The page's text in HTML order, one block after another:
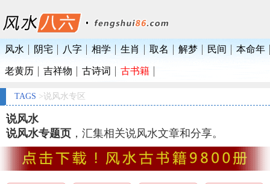
风水 阴宅 八字 相学 生肖 取名 解梦 民间 本命年
老黄历 吉祥物 古诗词 古书籍
TAGS >说风水专区
说风水
说风水专题页 ，汇集相关说风水文章和分享。